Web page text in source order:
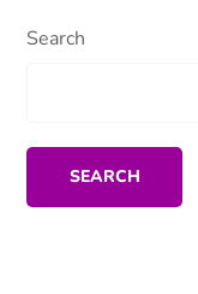
Search
SEARCH